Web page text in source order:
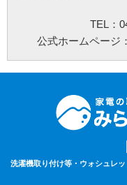
⑤設置補償期間は、設置作業日か
させて頂きます。但し、作業不備
一、トラブルが発生した場合には
よるものでなかった場合や取付
せて頂くにあたり下見料として
⑧下見当日に作業が出来ない場合
にお伺いした作業員が承ること
⑨サービスにあたり、お持ちの家
となります。
⑩作業時は動作確認を行いますの
いている）状態でないと作業はお
TEL：
公式ホームページ
洗濯機取り付け等・ウォシュレ